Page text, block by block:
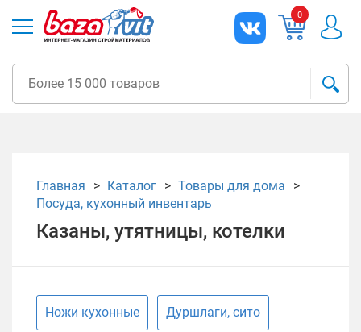
0
Главная Каталог
Товары для дома
Посуда, кухонный инвентарь
Казаны, утятницы, котелки
Ножи кухонные Дуршлаги, сито